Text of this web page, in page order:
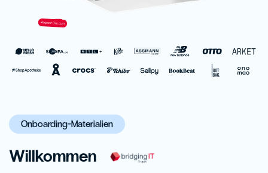
Onboarding-Materialien
Willkommen